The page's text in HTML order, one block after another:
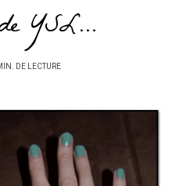
YSL…
DE LECTURE